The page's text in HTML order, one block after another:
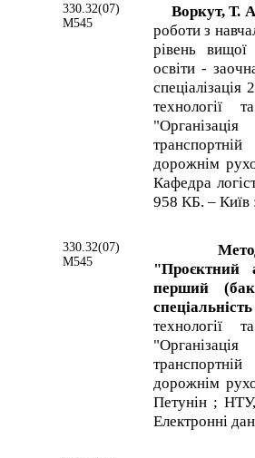
330.32(07)
М545
Воркут, Т.
роботи з
рівень
освіти -
технології
дорожнім
Кафедра
958 КБ. –
330.32(07)
М545
"Проєктний
перший
технології
дорожнім
Петунін ;
Електронні